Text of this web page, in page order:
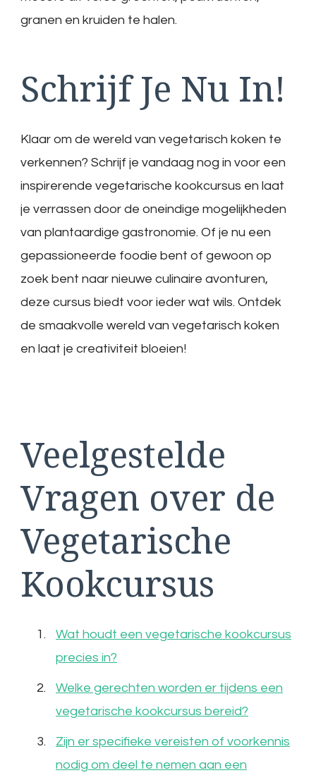
granen en kruiden te halen.
Schrijf Je Nu In!
Klaar om de wereld van vegetarisch koken te
verkennen? Schrijf je vandaag nog in voor een
inspirerende vegetarische kookcursus en laat
je verrassen door de oneindige mogelijkheden
van plantaardige gastronomie. Of je nu een
gepassioneerde foodie bent of gewoon op
zoek bent naar nieuwe culinaire avonturen,
deze cursus biedt voor ieder wat wils. Ontdek
de smaakvolle wereld van vegetarisch koken
en laat je creativiteit bloeien!
Veelgestelde
Vragen over de
Vegetarische
Kookcursus
Wat houdt een vegetarische kookcursus
precies in?
Welke gerechten worden er tijdens een
vegetarische kookcursus bereid?
Zijn er specifieke vereisten of voorkennis
nodig om deel te nemen aan een